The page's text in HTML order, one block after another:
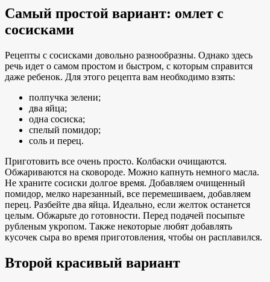
Самый простой вариант: омлет с
сосисками
Рецепты с сосисками довольно разнообразны. Однако здесь
речь идет о самом простом и быстром, с которым справится
даже ребенок. Для этого рецепта вам необходимо взять:
полпучка зелени;
два яйца;
одна сосиска;
спелый помидор;
соль и перец.
Приготовить все очень просто. Колбаски очищаются.
Обжариваются на сковороде. Можно капнуть немного масла.
Не храните сосиски долгое время. Добавляем очищенный
помидор, мелко нарезанный, все перемешиваем, добавляем
перец. Разбейте два яйца. Идеально, если желток останется
целым. Обжарьте до готовности. Перед подачей посыпьте
рубленым укропом. Также некоторые любят добавлять
кусочек сыра во время приготовления, чтобы он расплавился.
Второй красивый вариант